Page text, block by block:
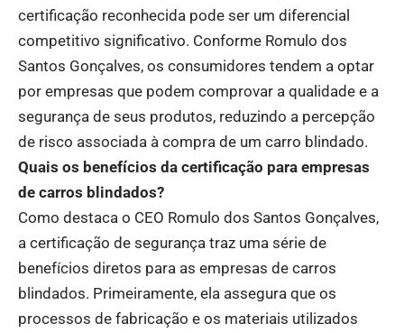
certificação reconhecida pode ser um diferencial
competitivo significativo. Conforme Romulo dos
Santos Gonçalves, os consumidores tendem a optar
por empresas que podem comprovar a qualidade e a
segurança de seus produtos, reduzindo a percepção
de risco associada à compra de um carro blindado.
Quais os benefícios da certificação para empresas
de carros blindados?
Como destaca o CEO Romulo dos Santos Gonçalves,
a certificação de segurança traz uma série de
benefícios diretos para as empresas de carros
blindados. Primeiramente, ela assegura que os
processos de fabricação e os materiais utilizados